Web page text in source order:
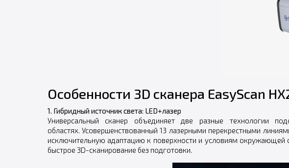
Особенности 3D сканера EasyScan
1. Гибридный источник света: LED+лазер
Универсальный сканер объединяет две разные технологии
областях. Усовершенствованный 13 лазерными перекрестными
исключительную адаптацию к поверхности и условиям окружающей
быстрое 3D-сканирование без подготовки.